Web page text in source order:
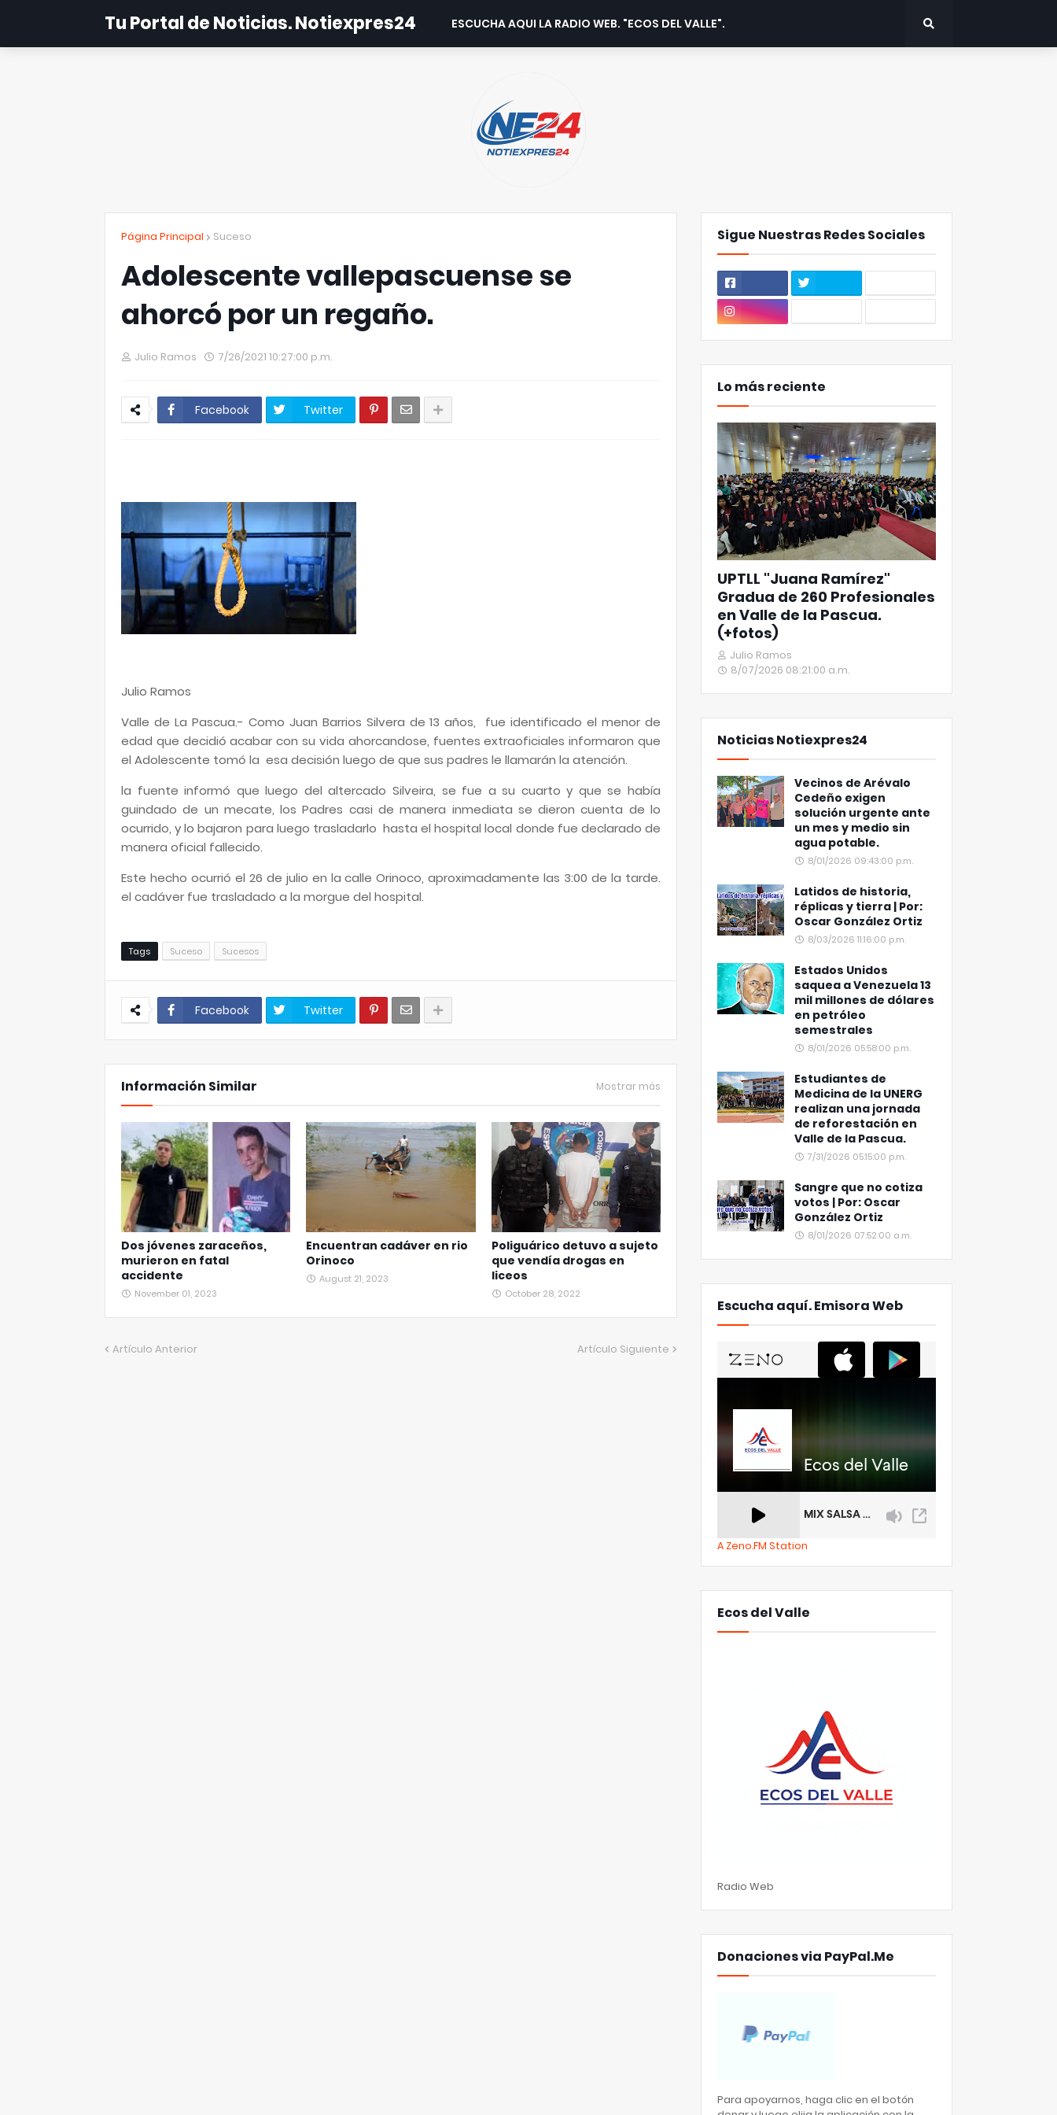
Tu Portal de Noticias. Notiexpres24 ESCUCHA AQUI LA RADIO WEB. "ECOS DEL VALLE".
Página Principal Suceso
Adolescente vallepascuense se
ahorcó por un regaño.
Julio Ramos 7/26/2021 10:27:00 p.m.
Facebook Twitter
Julio Ramos
Valle de La Pascua.- Como Juan Barrios Silvera de 13 años, fue identificado el menor de
edad que decidió acabar con su vida ahorcandose, fuentes extraoficiales informaron que
el Adolescente tomó la esa decisión luego de que sus padres le llamarán la atención.
la fuente informó que luego del altercado Silveira, se fue a su cuarto y que se había
guindado de un mecate, los Padres casi de manera inmediata se dieron cuenta de lo
ocurrido, y lo bajaron para luego trasladarlo hasta el hospital local donde fue declarado de
manera oficial fallecido.
Este hecho ocurrió el 26 de julio en la calle Orinoco, aproximadamente las 3:00 de la tarde.
el cadáver fue trasladado a la morgue del hospital.
Tags Suceso Sucesos
Facebook Twitter
Información Similar Mostrar más
Dos jóvenes zaraceños,
murieron en fatal
accidente
November 01, 2023
Encuentran cadáver en rio
Orinoco
August 21, 2023
Poliguárico detuvo a sujeto
que vendía drogas en
liceos
October 28, 2022
Artículo Anterior Artículo Siguiente
Sigue Nuestras Redes Sociales
Lo más reciente
UPTLL "Juana Ramírez"
Gradua de 260 Profesionales
en Valle de la Pascua.
(+fotos)
Julio Ramos
8/07/2026 08:21:00 a.m.
Noticias Notiexpres24
Vecinos de Arévalo
Cedeño exigen
solución urgente ante
un mes y medio sin
agua potable.
8/01/2026 09:43:00 p.m.
Latidos de historia,
réplicas y tierra | Por:
Oscar González Ortiz
8/03/2026 11:16:00 p.m.
Estados Unidos
saquea a Venezuela 13
mil millones de dólares
en petróleo
semestrales
8/01/2026 05:58:00 p.m.
Estudiantes de
Medicina de la UNERG
realizan una jornada
de reforestación en
Valle de la Pascua.
7/31/2026 05:15:00 p.m.
Sangre que no cotiza
votos | Por: Oscar
González Ortiz
8/01/2026 07:52:00 a.m.
Escucha aquí. Emisora Web
A Zeno.FM Station
Ecos del Valle
Radio Web
Donaciones via PayPal.Me
Para apoyarnos, haga clic en el botón